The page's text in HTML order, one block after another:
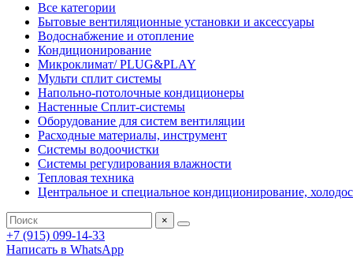
Все категории
Бытовые вентиляционные установки и аксессуары
Водоснабжение и отопление
Кондиционирование
Микроклимат/ PLUG&PLAY
Мульти сплит системы
Напольно-потолочные кондиционеры
Настенные Сплит-системы
Оборудование для систем вентиляции
Расходные материалы, инструмент
Системы водоочистки
Системы регулирования влажности
Тепловая техника
Центральное и специальное кондиционирование,
×
+7 (915) 099-14-33
Написать в WhatsApp